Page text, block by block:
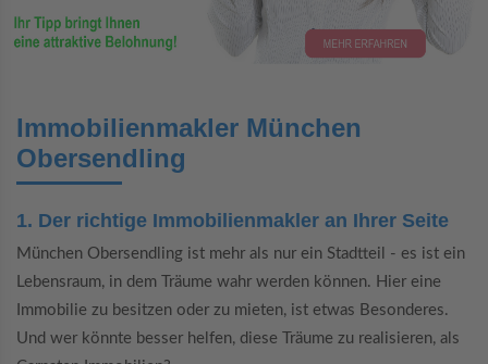
Immobilienmakler München
Obersendling
1. Der richtige Immobilienmakler an Ihrer Seite
München Obersendling ist mehr als nur ein Stadtteil - es ist ein
Lebensraum, in dem Träume wahr werden können. Hier eine
Immobilie zu besitzen oder zu mieten, ist etwas Besonderes.
Und wer könnte besser helfen, diese Träume zu realisieren, als